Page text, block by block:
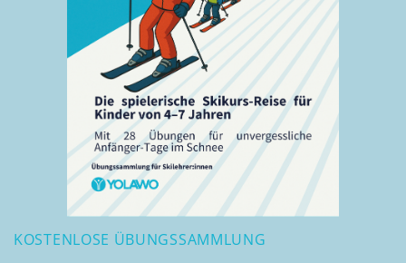
KOSTENLOSE ÜBUNGSSAMMLUNG